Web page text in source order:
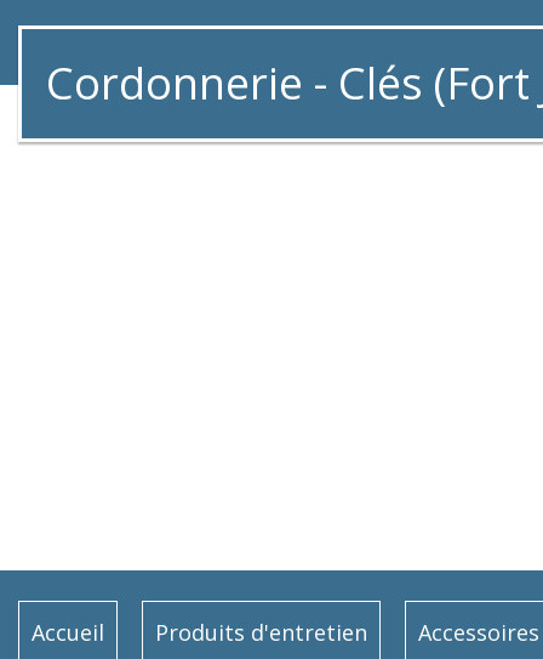
Cordonnerie - Clés (Fort
Accueil Produits d'entretien Accessoires